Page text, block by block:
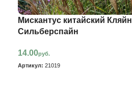
Мискантус китайский Кляйн
Сильберспайн
14.00руб.
Артикул: 21019